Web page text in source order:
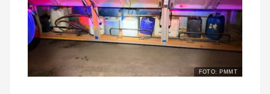
FOTO: PMMT